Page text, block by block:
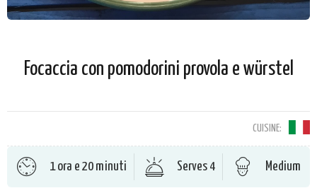
Focaccia con pomodorini provola e würstel
CUISINE:
1 ora e 20 minuti Serves 4 Medium